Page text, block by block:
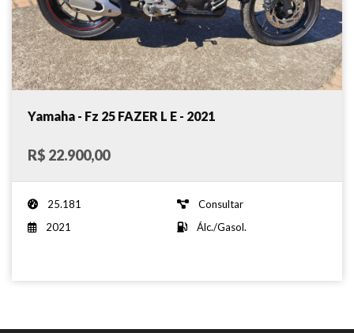
Yamaha - Fz 25 FAZER L E - 2021
R$ 22.900,00
25.181
Consultar
2021
Álc./Gasol.